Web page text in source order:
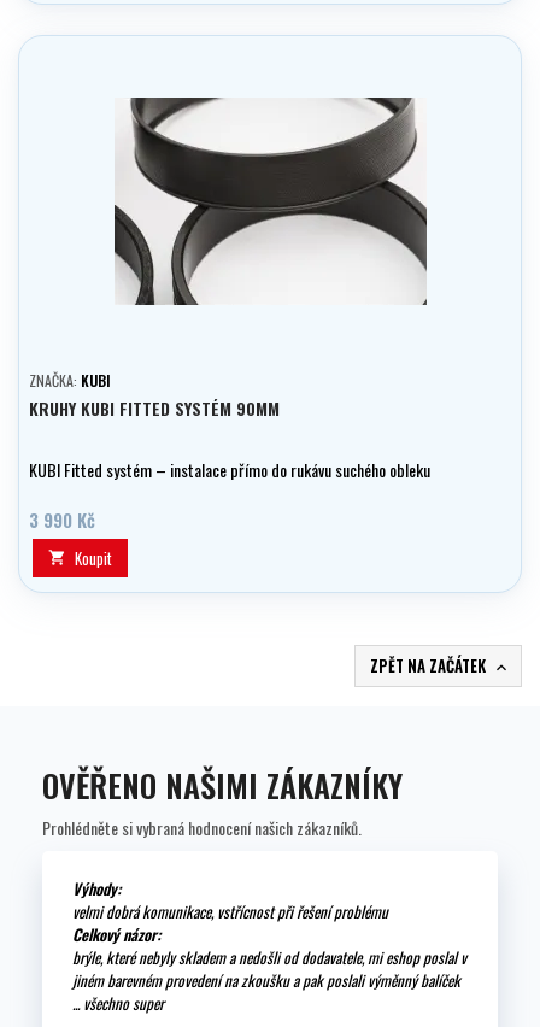
ZNAČKA: KUBI
KRUHY KUBI FITTED SYSTÉM 90MM
KUBI Fitted systém – instalace přímo do rukávu suchého obleku
3 990 Kč
 Koupit
ZPĚT NA ZAČÁTEK 
OVĚŘENO NAŠIMI ZÁKAZNÍKY
Prohlédněte si vybraná hodnocení našich zákazníků.
Výhody:
velmi dobrá komunikace, vstřícnost při řešení problému
Celkový názor:
brýle, které nebyly skladem a nedošli od dodavatele, mi eshop poslal v
jiném barevném provedení na zkoušku a pak poslali výměnný balíček
... všechno super